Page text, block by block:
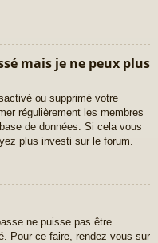
mais je ne peux plus
ou supprimé votre
régulièrement les membres
de données. Si cela vous
plus investi sur le forum.
ne puisse pas être
Pour ce faire, rendez vous sur